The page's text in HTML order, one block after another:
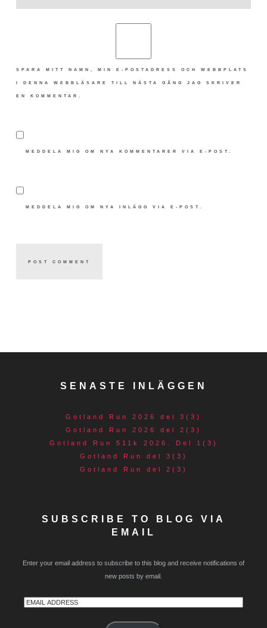
SPARA MITT NAMN, MIN E-POSTADRESS OCH WEBBPLATS
I DENNA WEBBLÄSARE TILL NÄSTA GÅNG JAG SKRIVER
EN KOMMENTAR.
MEDDELA MIG OM NYA KOMMENTARER VIA E-POST.
MEDDELA MIG OM NYA INLÄGG VIA E-POST.
SENASTE INLÄGGEN
Gotland Run 2026 del 3(3)
Gotland Run 2026 del 2(3)
Gotland Run 511k 2026. Del 1(3)
Gotland Run del 3(3)
Gotland Run del 2(3)
SUBSCRIBE TO BLOG VIA
EMAIL
Enter your email address to subscribe to this blog and receive notifications of
new posts by email.
Email